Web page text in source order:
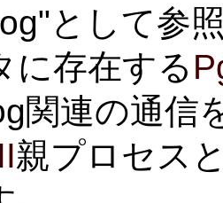
として参
に存在する
関連の通信
親プロセス